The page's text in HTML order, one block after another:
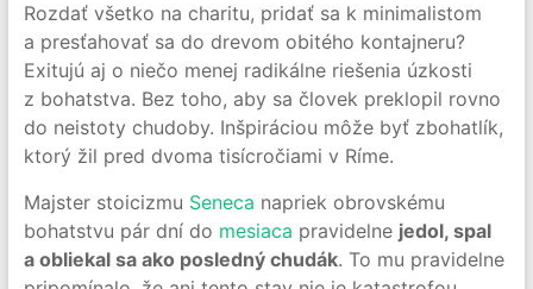
Rozdať všetko na charitu, pridať sa k minimalistom
a presťahovať sa do drevom obitého kontajneru?
Exitujú aj o niečo menej radikálne riešenia úzkosti
z bohatstva. Bez toho, aby sa človek preklopil rovno
do neistoty chudoby. Inšpiráciou môže byť zbohatlík,
ktorý žil pred dvoma tisícročiami v Ríme.
Majster stoicizmu Seneca napriek obrovskému
bohatstvu pár dní do mesiaca pravidelne jedol, spal
a obliekal sa ako posledný chudák. To mu pravidelne